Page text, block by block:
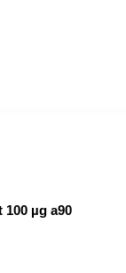
µg a90